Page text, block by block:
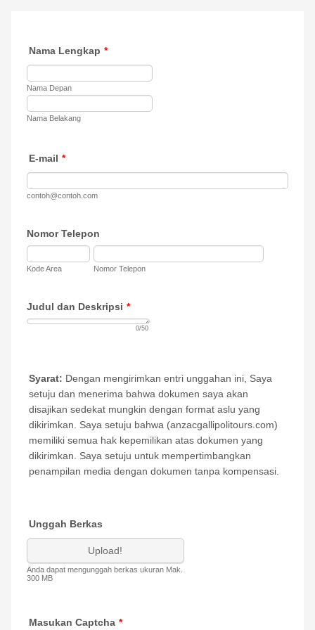
Nama Lengkap *
Nama Depan
Nama Belakang
E-mail *
contoh@contoh.com
Nomor Telepon
Kode Area Nomor Telepon
Judul dan Deskripsi *
0/50
Syarat: Dengan mengirimkan entri unggahan ini, Saya
setuju dan menerima bahwa dokumen saya akan
disajikan sedekat mungkin dengan format aslu yang
dikirimkan. Saya setuju bahwa (anzacgallipolitours.com)
memiliki semua hak kepemilikan atas dokumen yang
dikirimkan. Saya setuju untuk mempertimbangkan
penampilan media dengan dokumen tanpa kompensasi.
Unggah Berkas
Upload!
Anda dapat mengunggah berkas ukuran Mak.
300 MB
Masukan Captcha *